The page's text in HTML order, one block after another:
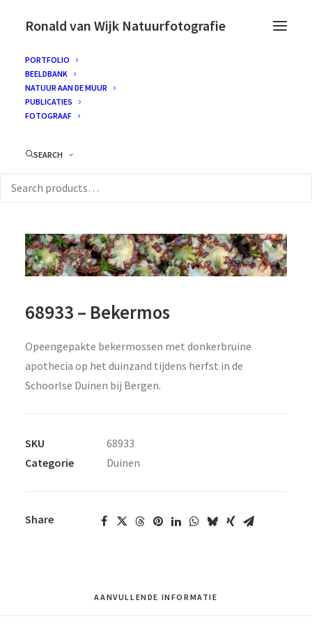
Ronald van Wijk Natuurfotografie
PORTFOLIO
BEELDBANK
NATUUR AAN DE MUUR
PUBLICATIES
FOTOGRAAF
SEARCH
68933 – Bekermos
Opeengepakte bekermossen met donkerbruine
apothecia op het duinzand tijdens herfst in de
Schoorlse Duinen bij Bergen.
SKU
68933
Categorie
Duinen
Share
AANVULLENDE INFORMATIE